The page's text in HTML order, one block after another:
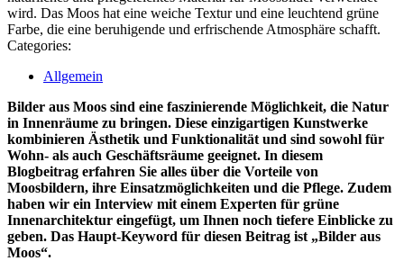
Categories:
Allgemein
Bilder aus Moos sind eine faszinierende Möglichkeit, die Natur
in Innenräume zu bringen. Diese einzigartigen Kunstwerke
kombinieren Ästhetik und Funktionalität und sind sowohl für
Wohn- als auch Geschäftsräume geeignet. In diesem
Blogbeitrag erfahren Sie alles über die Vorteile von
Moosbildern, ihre Einsatzmöglichkeiten und die Pflege. Zudem
haben wir ein Interview mit einem Experten für grüne
Innenarchitektur eingefügt, um Ihnen noch tiefere Einblicke zu
geben. Das Haupt-Keyword für diesen Beitrag ist „Bilder aus
Moos“.